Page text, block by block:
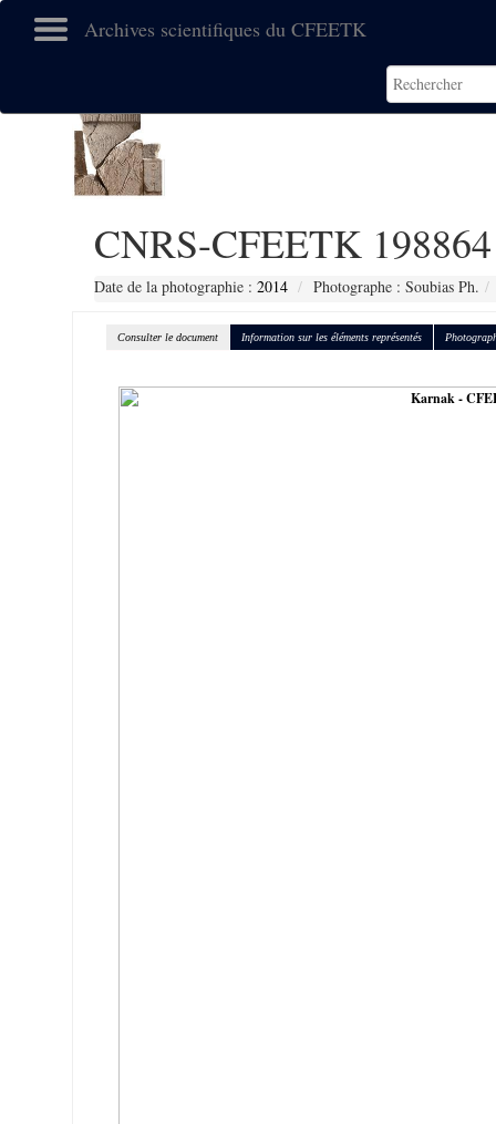
Archives scientifiques du CFEETK
CNRS-CFEETK 198864
Date de la photographie : 2014 Photographe : Soubias Ph.
Consulter le document Information sur les éléments représentés